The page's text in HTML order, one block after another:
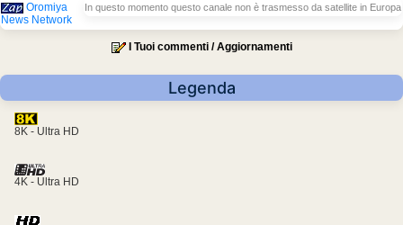
Oromiya
News Network
In questo momento questo canale non è trasmesso da satellite in Europa
I Tuoi commenti / Aggiornamenti
Legenda
8K - Ultra HD
4K - Ultra HD